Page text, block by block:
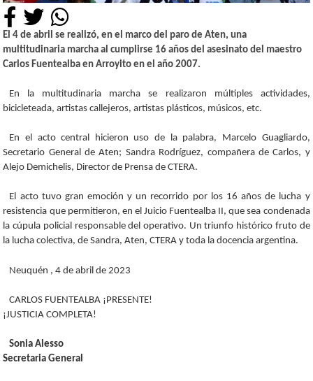
El 4 de abril se realizó, en el marco del paro de Aten, una
multitudinaria marcha al cumplirse 16 años del asesinato del maestro
Carlos Fuentealba en Arroyito en el año 2007.
En la multitudinaria marcha se realizaron múltiples actividades,
bicicleteada, artistas callejeros, artistas plásticos, músicos, etc.
En el acto central hicieron uso de la palabra, Marcelo Guagliardo,
Secretario General de Aten; Sandra Rodríguez, compañera de Carlos, y
Alejo Demichelis, Director de Prensa de CTERA.
El acto tuvo gran emoción y un recorrido por los 16 años de lucha y
resistencia que permitieron, en el Juicio Fuentealba II, que sea condenada
la cúpula policial responsable del operativo. Un triunfo histórico fruto de
la lucha colectiva, de Sandra, Aten, CTERA y toda la docencia argentina.
Neuquén , 4 de abril de 2023
CARLOS FUENTEALBA ¡PRESENTE!
¡JUSTICIA COMPLETA!
Sonia Alesso
Secretaria General